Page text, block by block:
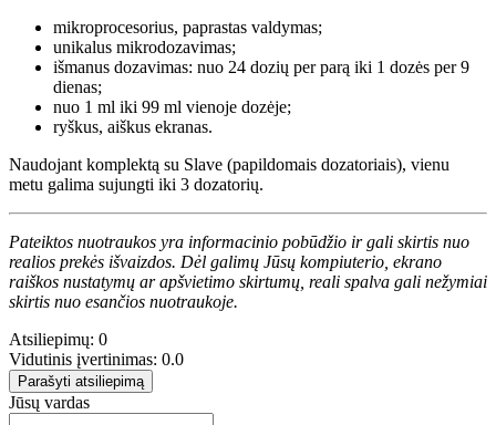
mikroprocesorius, paprastas valdymas;
unikalus mikrodozavimas;
išmanus dozavimas: nuo 24 dozių per parą iki 1 dozės per 9
dienas;
nuo 1 ml iki 99 ml vienoje dozėje;
ryškus, aiškus ekranas.
Naudojant komplektą su Slave (papildomais dozatoriais), vienu
metu galima sujungti iki 3 dozatorių.
Pateiktos nuotraukos yra informacinio pobūdžio ir gali skirtis nuo
realios prekės išvaizdos. Dėl galimų Jūsų kompiuterio, ekrano
raiškos nustatymų ar apšvietimo skirtumų, reali spalva gali nežymiai
skirtis nuo esančios nuotraukoje.
Atsiliepimų: 0
Vidutinis įvertinimas: 0.0
Parašyti atsiliepimą
Jūsų vardas